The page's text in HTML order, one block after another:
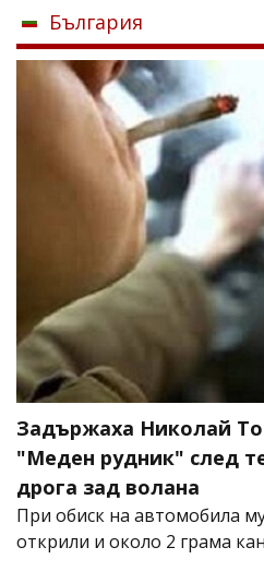
България
Задържаха Николай
"Меден рудник" след
дрога зад волана
При обиск на автомобила
открили и около 2 грама